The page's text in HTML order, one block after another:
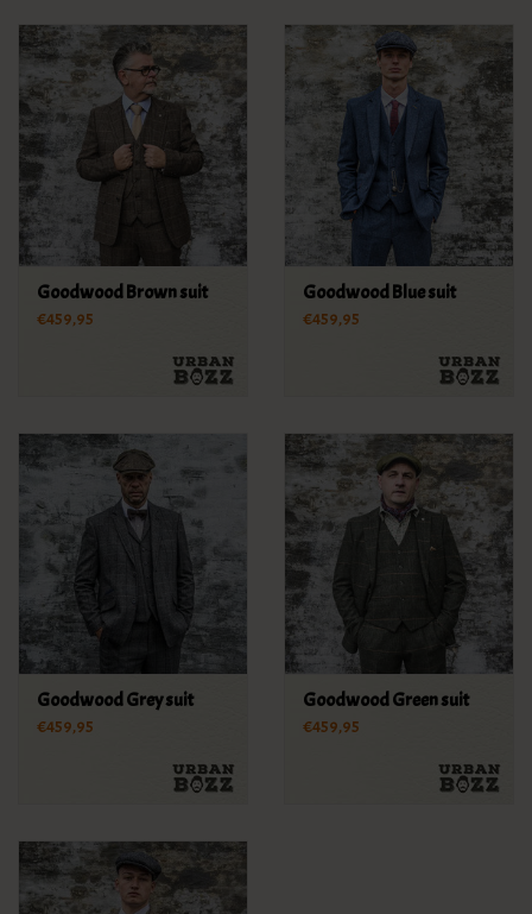
Goodwood Brown suit
€459,95
Goodwood Blue suit
€459,95
Goodwood Grey suit
€459,95
Goodwood Green suit
€459,95